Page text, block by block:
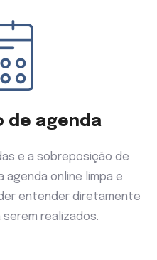
de agenda
e a sobreposição de
agenda online limpa e
entender diretamente
realizados.